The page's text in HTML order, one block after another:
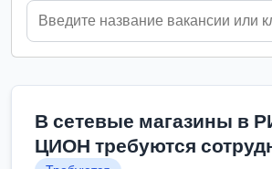
В сетевые магазины в
ЦИОН требуются